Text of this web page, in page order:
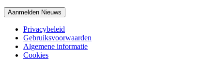
Aanmelden Nieuws
Privacybeleid
Gebruiksvoorwaarden
Algemene informatie
Cookies